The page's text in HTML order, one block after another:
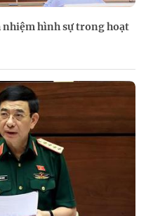
hình sự trong hoạt